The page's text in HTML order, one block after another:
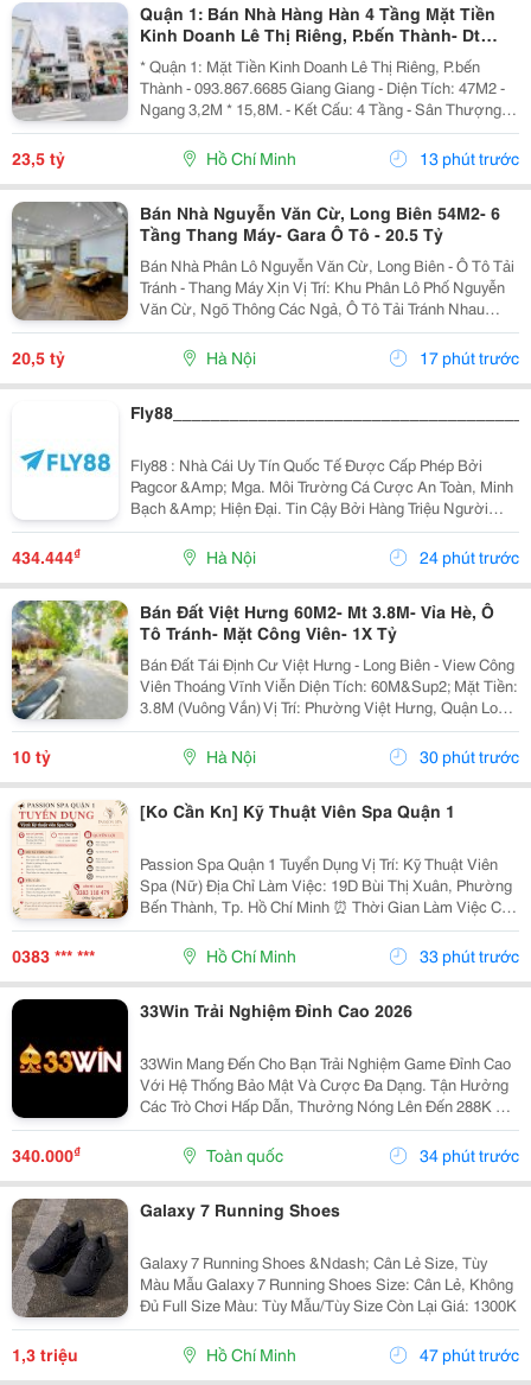
Quận 1: Bán Nhà Hàng Hàn 4 Tầng Mặt Tiền
Kinh Doanh Lê Thị Riêng, P.bến Thành- Dt
47M2- Chính Chủ Giang Giang
* Quận 1: Mặt Tiền Kinh Doanh Lê Thị Riêng, P.bến
Thành - 093.867.6685 Giang Giang - Diện Tích: 47M2 -
Ngang 3,2M * 15,8M. - Kết Cấu: 4 Tầng - Sân Thượng. -
Sẵn Dòng Tiền Đều Hiện Đang Cho Nhà Hàn Hàn Quốc
Thuê. - Sổ Hồng Vuông Vức - Hoàn Công...
23,5 tỷ Hồ Chí Minh 13 phút trước
Bán Nhà Nguyễn Văn Cừ, Long Biên 54M2- 6
Tầng Thang Máy- Gara Ô Tô - 20.5 Tỷ
Bán Nhà Phân Lô Nguyễn Văn Cừ, Long Biên - Ô Tô Tải
Tránh - Thang Máy Xịn Vị Trí: Khu Phân Lô Phố Nguyễn
Văn Cừ, Ngõ Thông Các Ngả, Ô Tô Tải Tránh Nhau
Thoải Mái. Thông Số Nổi Bật: Diện Tích: 54M&Sup2; -
Mặt Tiền Siêu Đẹp: 5M. Kết Cấu: Nhà 6...
20,5 tỷ Hà Nội 17 phút trước
Fly88 : Nhà Cái Uy Tín Quốc Tế Được Cấp Phép Bởi
Pagcor &Amp; Mga. Môi Trường Cá Cược An Toàn, Minh
Bạch &Amp; Hiện Đại. Tin Cậy Bởi Hàng Triệu Người
Chơi!
434.444₫ Hà Nội 24 phút trước
Bán Đất Việt Hưng 60M2- Mt 3.8M- Vỉa Hè, Ô
Tô Tránh- Mặt Công Viên- 1X Tỷ
Bán Đất Tái Định Cư Việt Hưng - Long Biên - View Công
Viên Thoáng Vĩnh Viễn Diện Tích: 60M&Sup2; Mặt Tiền:
3.8M (Vuông Vắn) Vị Trí: Phường Việt Hưng, Quận Long
Biên - Khu Vực Hạ Tầng Đồng Bộ, Giao Thông Kết Nối
Hoàn Hảo. Vị Trí &Amp; Tiện Ích...
10 tỷ Hà Nội 30 phút trước
[Ko Cần Kn] Kỹ Thuật Viên Spa Quận 1
Passion Spa Quận 1 Tuyển Dụng Vị Trí: Kỹ Thuật Viên
Spa (Nữ) Địa Chỉ Làm Việc: 19D Bùi Thị Xuân, Phường
Bến Thành, Tp. Hồ Chí Minh ⏰ Thời Gian Làm Việc Ca
1: 10:00 - 22:00 Ca 2: 12:00 - 00:00 Nghỉ 04
Ngày/Tháng. Mô Tả Công Việc - Thực...
0383 *** *** Hồ Chí Minh 33 phút trước
33Win Trải Nghiệm Đỉnh Cao 2026
33Win Mang Đến Cho Bạn Trải Nghiệm Game Đỉnh Cao
Với Hệ Thống Bảo Mật Và Cược Đa Dạng. Tận Hưởng
Các Trò Chơi Hấp Dẫn, Thưởng Nóng Lên Đến 288K Khi
Đăng Ký. Tham Gia Ngay Hôm Nay Để Không Bỏ Lỡ Cơ
Hội Thắng Lớn! Website: Https://33Win.party/ ...
340.000₫ Toàn quốc 34 phút trước
Galaxy 7 Running Shoes
Galaxy 7 Running Shoes &Ndash; Cân Lẻ Size, Tùy
Màu Mẫu Galaxy 7 Running Shoes Size: Cân Lẻ, Không
Đủ Full Size Màu: Tùy Mẫu/Tùy Size Còn Lại Giá: 1300K
1,3 triệu Hồ Chí Minh 47 phút trước